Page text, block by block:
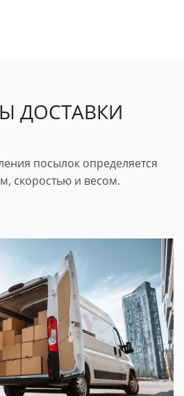
ДОСТАВКИ
посылок определяется
скоростью и весом.